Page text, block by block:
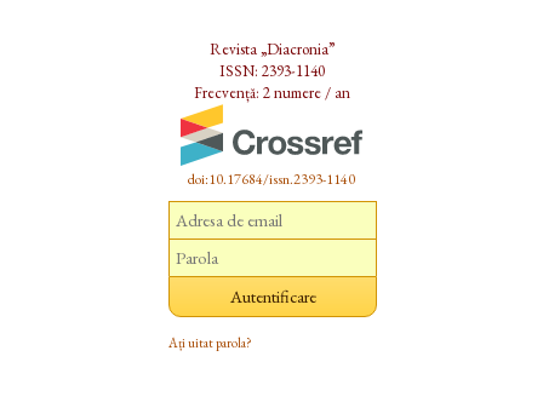
Revista „Diacronia”
ISSN: 2393-1140
Frecvență: 2 numere / an
doi:10.17684/issn.2393-1140
Ați uitat parola?